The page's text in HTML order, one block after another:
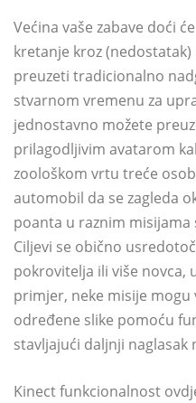
Većina vaše zabave doći
kretanje kroz
preuzeti tradicionalno
stvarnom vremenu za
jednostavno možete
prilagodljivim avatarom
zoološkom vrtu treće
automobil da se zagleda
poanta u raznim
Ciljevi se obično
pokrovitelja ili više novca,
primjer, neke misije mogu
određene slike pomoću
stavljajući daljnji naglasak
Kinect funkcionalnost